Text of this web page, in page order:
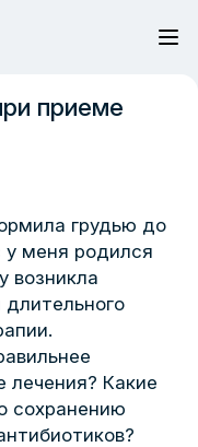
приеме
грудью до
у меня родился
возникла
лечения? Какие
сохранению